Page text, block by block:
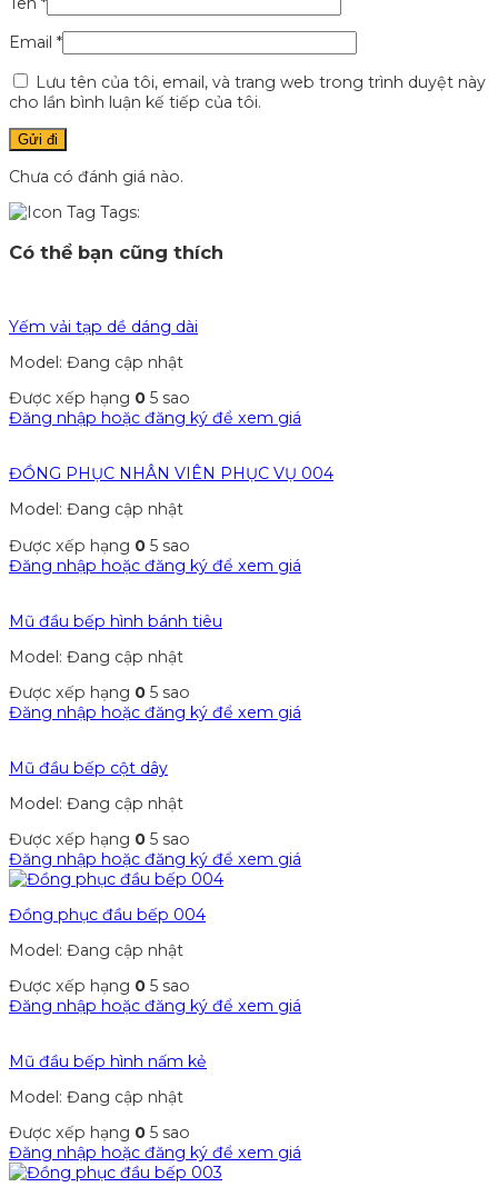
Email *
Lưu tên của tôi, email, và trang web trong trình duyệt này
cho lần bình luận kế tiếp của tôi.
Chưa có đánh giá nào.
Tags:
Có thể bạn cũng thích
Yếm vải tạp dề dáng dài
Model: Đang cập nhật
Được xếp hạng 0 5 sao
Đăng nhập hoặc đăng ký để xem giá
ĐỒNG PHỤC NHÂN VIÊN PHỤC VỤ 004
Model: Đang cập nhật
Được xếp hạng 0 5 sao
Đăng nhập hoặc đăng ký để xem giá
Mũ đầu bếp hình bánh tiêu
Model: Đang cập nhật
Được xếp hạng 0 5 sao
Đăng nhập hoặc đăng ký để xem giá
Mũ đầu bếp cột dây
Model: Đang cập nhật
Được xếp hạng 0 5 sao
Đăng nhập hoặc đăng ký để xem giá
Đồng phục đầu bếp 004
Model: Đang cập nhật
Được xếp hạng 0 5 sao
Đăng nhập hoặc đăng ký để xem giá
Mũ đầu bếp hình nấm kẻ
Model: Đang cập nhật
Được xếp hạng 0 5 sao
Đăng nhập hoặc đăng ký để xem giá